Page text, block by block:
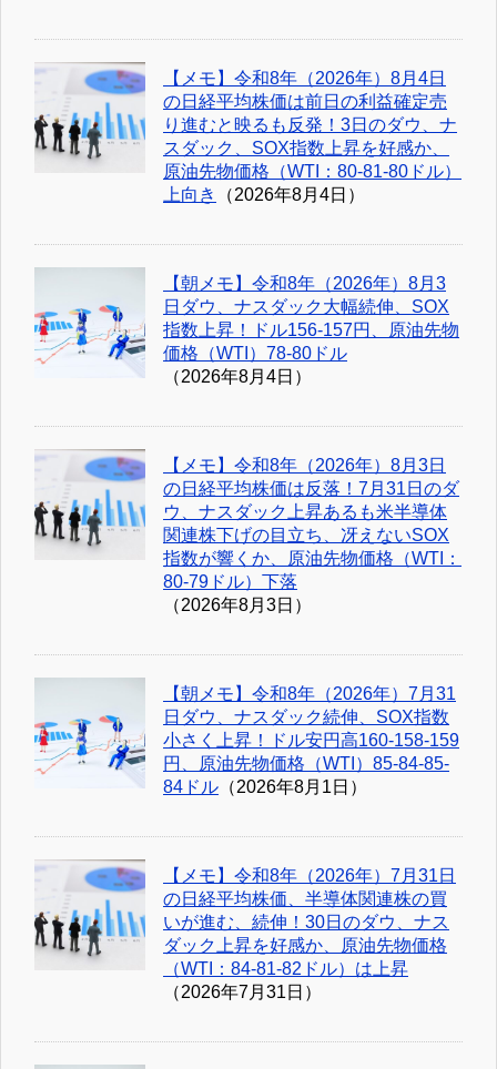
【メモ】令和8年（2026年）8月4日
の日経平均株価は前日の利益確定売
り進むと映るも反発！3日のダウ、ナ
スダック、SOX指数上昇を好感か、
原油先物価格（WTI：80-81-80ドル）
上向き
（2026年8月4日）
【朝メモ】令和8年（2026年）8月3
日ダウ、ナスダック大幅続伸、SOX
指数上昇！ドル156-157円、原油先物
価格（WTI）78-80ドル
（2026年8月4日）
【メモ】令和8年（2026年）8月3日
の日経平均株価は反落！7月31日のダ
ウ、ナスダック上昇あるも米半導体
関連株下げの目立ち、冴えないSOX
指数が響くか、原油先物価格（WTI：
80-79ドル）下落
（2026年8月3日）
【朝メモ】令和8年（2026年）7月31
日ダウ、ナスダック続伸、SOX指数
小さく上昇！ドル安円高160-158-159
円、原油先物価格（WTI）85-84-85-
84ドル （2026年8月1日）
【メモ】令和8年（2026年）7月31日
の日経平均株価、半導体関連株の買
いが進む、続伸！30日のダウ、ナス
ダック上昇を好感か、原油先物価格
（WTI：84-81-82ドル）は上昇
（2026年7月31日）